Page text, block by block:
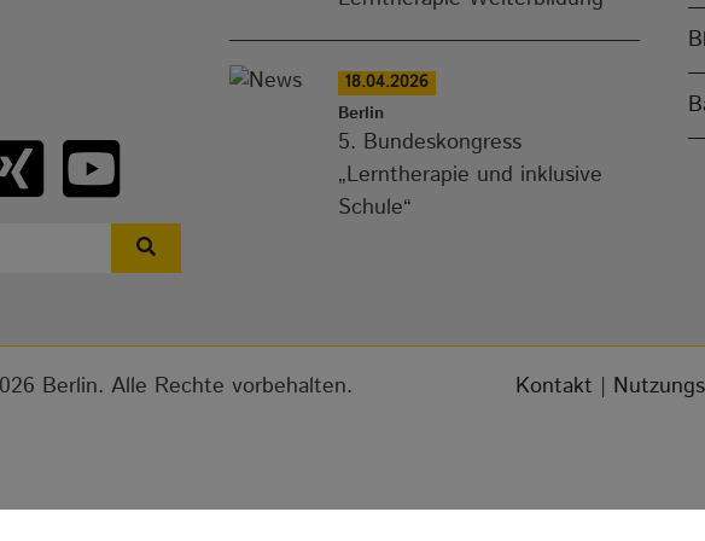
18.04.2026
Berlin
5. Bundeskongress
„Lerntherapie und inklusive
Schule“
Berlin. Alle Rechte vorbehalten. Kontakt |